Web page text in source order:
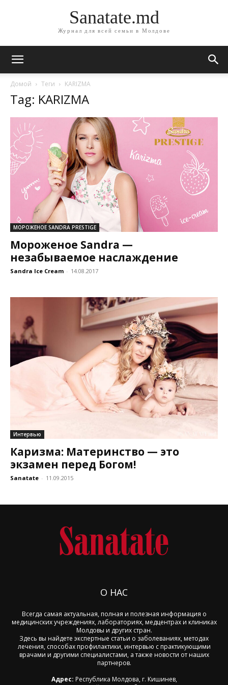
Sanatate.md
Журнал для всей семьи в Молдове
Домой Теги KARIZMA
Tag: KARIZMA
МОРОЖЕНОЕ SANDRA PRESTIGE
Мороженое Sandra —
незабываемое наслаждение
Sandra Ice Cream - 14.08.2017
Интервью
Каризма: Материнство — это
экзамен перед Богом!
Sanatate - 11.09.2015
О НАС
Всегда самая актуальная, полная и полезная информация о
медицинских учреждениях, лабораториях, медцентрах и клиниках
Молдовы и других стран.
Здесь вы найдете экспертные статьи о заболеваниях, методах
лечения, способах профилактики, интервью с практикующими
врачами и другими специалистами, а также новости от наших
партнеров.
Адрес: Республика Молдова, г. Кишинев,